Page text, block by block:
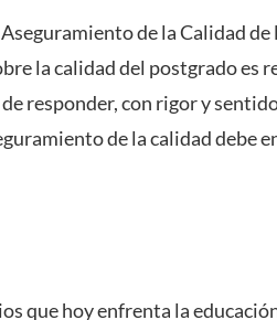
de la Calidad de
la calidad del postgrado es
responder, con rigor y
de la calidad debe
que hoy enfrenta la